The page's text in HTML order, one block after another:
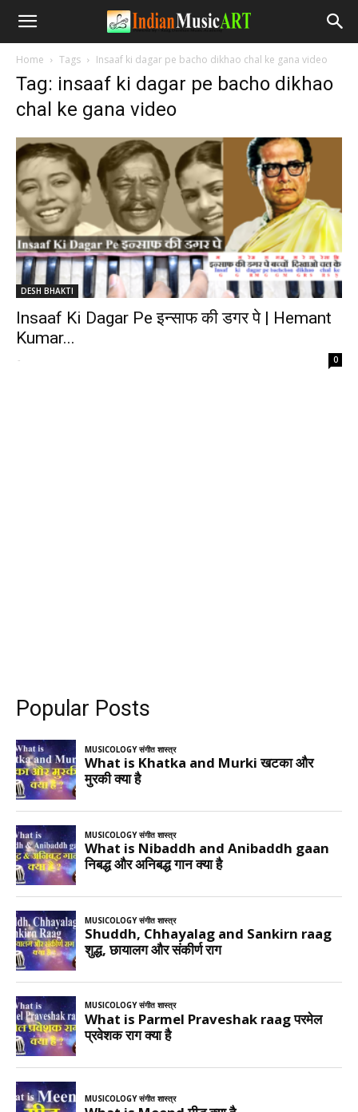
Home Tags Insaaf ki dagar pe bacho dikhao chal ke gana video
Tag: insaaf ki dagar pe bacho dikhao
chal ke gana video
DESH BHAKTI
Insaaf Ki Dagar Pe इन्साफ की डगर पे | Hemant
Kumar...
- 0
Popular Posts